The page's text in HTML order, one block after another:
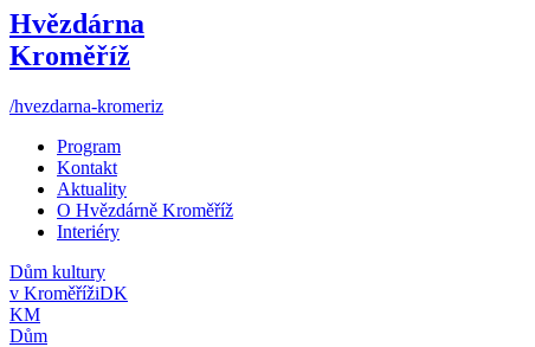
Hvězdárna
Kroměříž
/hvezdarna-kromeriz
Program
Kontakt
Aktuality
O Hvězdárně Kroměříž
Interiéry
Dům kultury
v KroměřížiDK
KM
Dům